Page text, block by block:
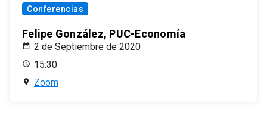
Conferencias
Felipe González, PUC-Economía
2 de Septiembre de 2020
15:30
Zoom